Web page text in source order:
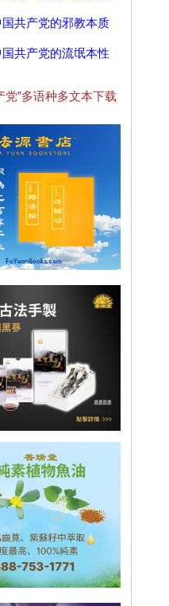
国共产党的邪教本质
国共产党的流氓本性
党”多语种多文本下载